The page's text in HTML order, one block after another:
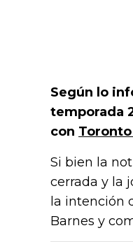
Según lo
temporada
con
Si bien la
cerrada y la
la intención
Barnes y